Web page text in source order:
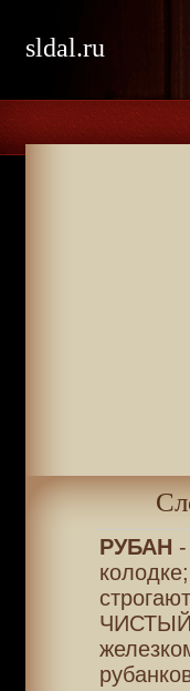
sldal.ru
РУБАН
ЧИСТЫЙ